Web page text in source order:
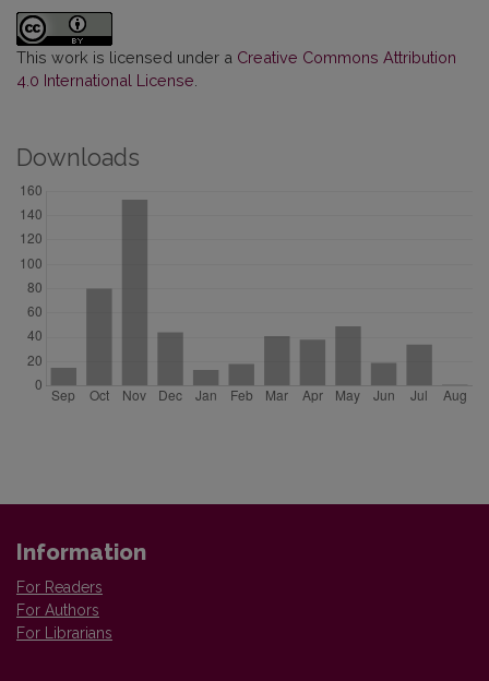
This work is licensed under a Creative Commons Attribution
4.0 International License
Downloads
Information
For Readers
For Authors
For Librarians